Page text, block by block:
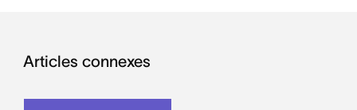
Articles connexes